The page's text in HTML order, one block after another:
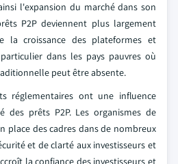
l'expansion du marché dans son
P2P deviennent plus largement
la croissance des plateformes et
dans les pays pauvres où
peut être absente.
réglementaires ont une influence
des prêts P2P. Les organismes de
place des cadres dans de nombreux
et de clarté aux investisseurs et
la confiance des investisseurs et